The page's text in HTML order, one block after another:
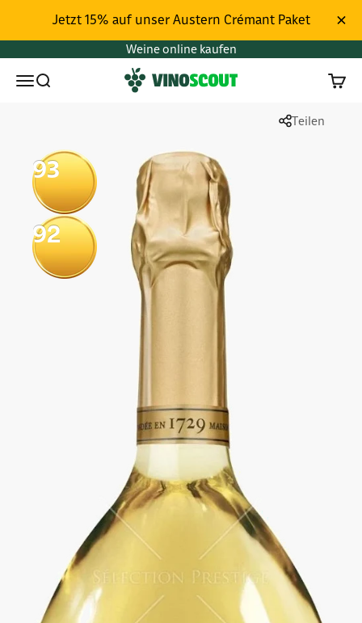
Jetzt 15% auf unser Austern Crémant Paket
Weine online kaufen
MenüSuchen Vinoscout
Teilen
93
92